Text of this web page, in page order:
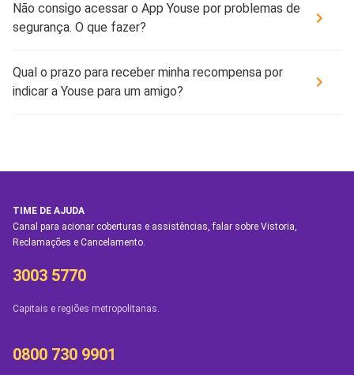
Não consigo acessar o App Youse por problemas de
segurança. O que fazer?
Qual o prazo para receber minha recompensa por
indicar a Youse para um amigo?
TIME DE AJUDA
Canal para acionar coberturas e assistências, falar sobre Vistoria,
Reclamações e Cancelamento.
3003 5770
Capitais e regiões metropolitanas.
0800 730 9901